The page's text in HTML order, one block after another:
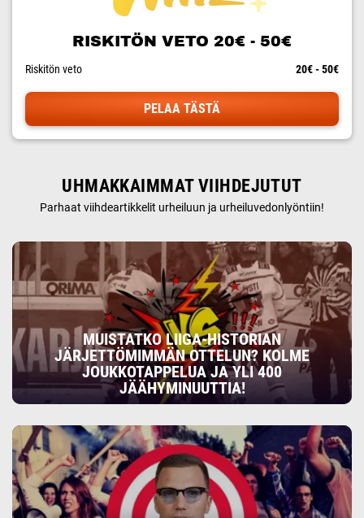
RISKITÖN VETO 20€ - 50€
Riskitön veto 20€ - 50€
PELAA TÄSTÄ
UHMAKKAIMMAT VIIHDEJUTUT
Parhaat viihdeartikkelit urheiluun ja urheiluvedonlyöntiin!
MUISTATKO LIIGA-HISTORIAN
JÄRJETTÖMIMMÄN OTTELUN? KOLME
JOUKKOTAPPELUA JA YLI 400
JÄÄHYMINUUTTIA!